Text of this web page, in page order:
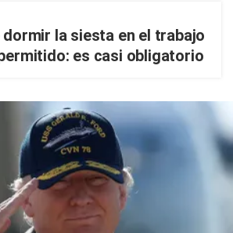
dormir la siesta en el trabajo
es casi obligatorio